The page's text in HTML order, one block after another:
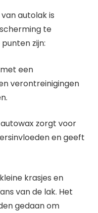
autolak is
te
zijn:
een
verontreinigingen
zorgt voor
en geeft
krasjes en
van de lak. Het
gedaan om